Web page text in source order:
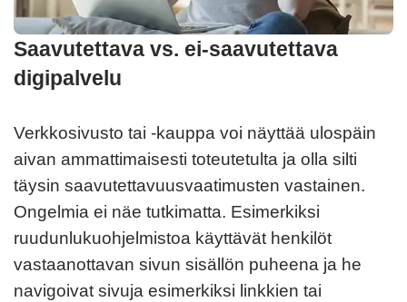
Saavutettava vs. ei-saavutettava
digipalvelu
Verkkosivusto tai -kauppa voi näyttää ulospäin
aivan ammattimaisesti toteutetulta ja olla silti
täysin saavutettavuusvaatimusten vastainen.
Ongelmia ei näe tutkimatta. Esimerkiksi
ruudunlukuohjelmistoa käyttävät henkilöt
vastaanottavan sivun sisällön puheena ja he
navigoivat sivuja esimerkiksi linkkien tai